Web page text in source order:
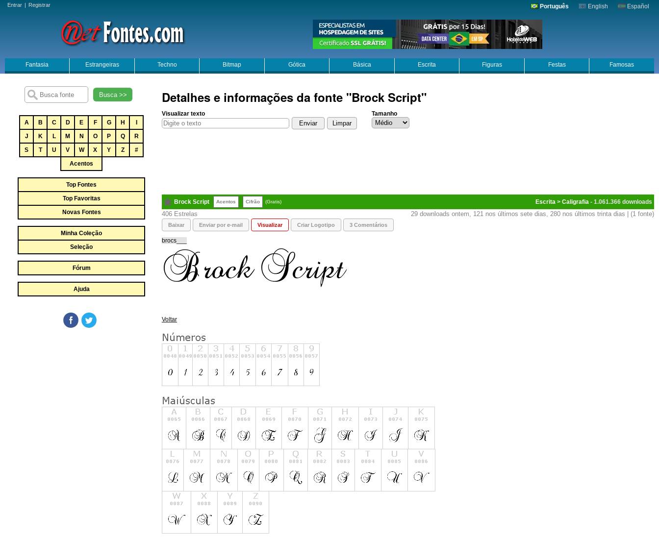
Entrar | Registrar Português English Español
Fantasia Estrangeiras Techno Bitmap Gótica Básica Escrita Figuras Festas Famosas
Busca >>
A B C D E F G H
J
K L M N O P Q
R
S
T U V W X Y Z
#
Acentos
Top Fontes
Top Favoritas
Novas Fontes
Minha Coleção
Seleção
Fórum
Ajuda
Detalhes e informações da fonte "Brock Script"
Visualizar texto Tamanho
Brock Script Acentos Cifrão (Gratis) Escrita > Caligrafia - 1.061.366
406 29 downloads ontem, 121 nos últimos sete dias, 280 nos últimos trinta dias | (1 fonte)
Baixar Enviar por e-mail Visualizar Criar Logotipo 3 Comentários
brocs___
Voltar